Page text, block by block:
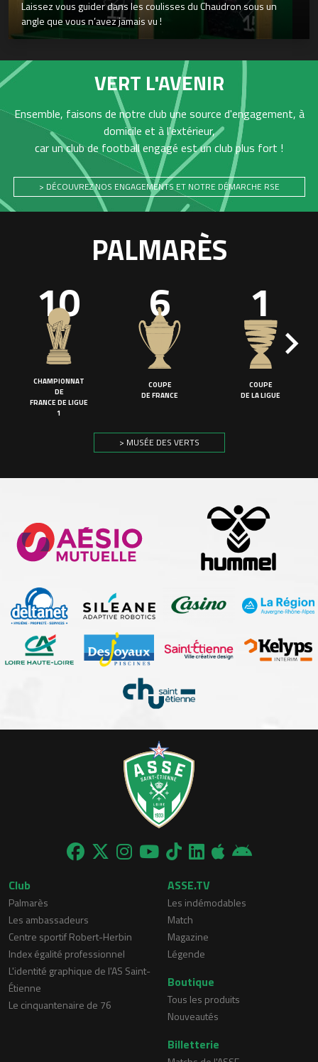
Laissez vous guider dans les coulisses du Chaudron sous un
angle que vous n’avez jamais vu !
VERT L'AVENIR
Ensemble, faisons de notre club une source d'engagement, à
domicile et à l'extérieur,
car un club de football engagé est un club plus fort !
> DÉCOUVREZ NOS ENGAGEMENTS ET NOTRE DÉMARCHE RSE
PALMARÈS
10
CHAMPIONNAT
DE
FRANCE DE LIGUE
1
6
COUPE
DE FRANCE
1
COUPE
DE LA LIGUE
> MUSÉE DES VERTS
Club
Palmarès
Les ambassadeurs
Centre sportif Robert-Herbin
Index égalité professionnel
L'identité graphique de l'AS Saint-
Étienne
Le cinquantenaire de 76
ASSE.TV
Les indémodables
Match
Magazine
Légende
Boutique
Tous les produits
Nouveautés
Billetterie